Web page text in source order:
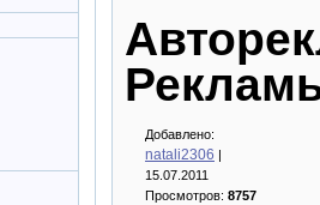
Добавлено:
natali2306 |
15.07.2011
Просмотров: 8757